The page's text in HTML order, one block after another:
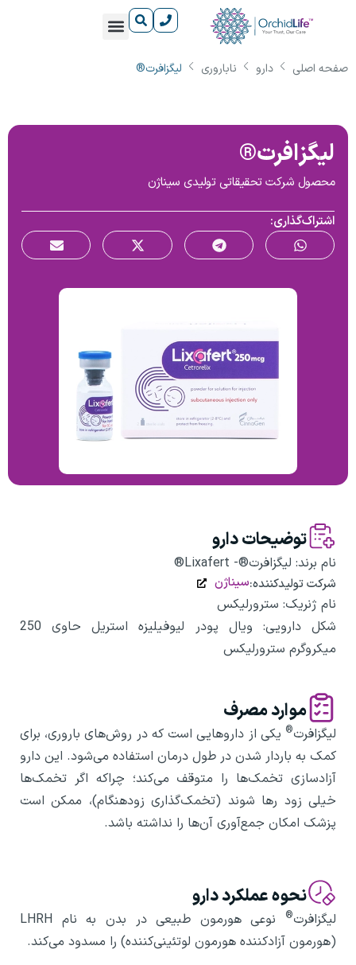
صفحه اصلی دارو ناباروری لیگزافرت®
لیگزافرت®
محصول شرکت تحقیقاتی تولیدی سیناژن
اشتراک‌گذاری:
توضیحات دارو
نام برند: لیگزافرت®- Lixafert®
شرکت تولیدکننده:سیناژن
نام ژنریک: سترورلیکس
شکل دارویی: ویال پودر لیوفیلیزه استریل حاوی 250
میکروگرم سترورلیکس
موارد مصرف
لیگزافرت®یکی از داروهایی‌ است که در روش‌های باروری، برای
کمک به باردار شدن در طول درمان استفاده می‌شود. این دارو
آزادسازی تخمک‌ها را متوقف می‌کند؛ چراکه اگر تخمک‌ها
خیلی زود رها شوند (تخمک‌گذاری زودهنگام)، ممکن است
پزشک امکان جمع‌آوری آن‌ها را نداشته باشد.
نحوه عملکرد دارو
لیگزافرت®
نوعی هورمون طبیعی در بدن به نام LHRH
(هورمون آزادکننده هورمون لوتئینی‌کننده) را مسدود می‌کند.